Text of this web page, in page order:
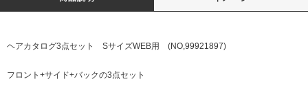
ヘアカタログ3点セット SサイズWEB用 (NO,99921897)
フロント+サイド+バックの3点セット